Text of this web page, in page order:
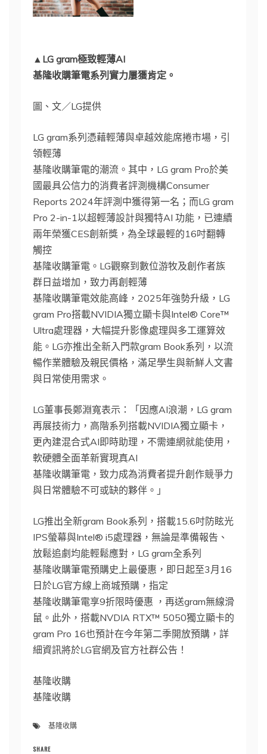
▲LG gram極致輕薄AI
基隆收購筆電系列實力屢獲肯定。
圖、文／LG提供
LG gram系列憑藉輕薄與卓越效能席捲市場，引
領輕薄
基隆收購筆電的潮流。其中，LG gram Pro於美
國最具公信力的消費者評測機構Consumer
Reports 2024年評測中獲得第一名；而LG gram
Pro 2-in-1以超輕薄設計與獨特AI 功能，已連續
兩年榮獲CES創新獎，為全球最輕的16吋翻轉
觸控
基隆收購筆電。LG觀察到數位游牧及創作者族
群日益增加，致力再創輕薄
基隆收購筆電效能高峰，2025年強勢升級，LG
gram Pro搭載NVIDIA獨立顯卡與Intel® Core™
Ultra處理器，大幅提升影像處理與多工運算效
能。LG亦推出全新入門款gram Book系列，以流
暢作業體驗及親民價格，滿足學生與新鮮人文書
與日常使用需求。
LG董事長鄭淵寬表示：「因應AI浪潮，LG gram
再展技術力，高階系列搭載NVIDIA獨立顯卡，
更內建混合式AI即時助理，不需連網就能使用，
軟硬體全面革新實現真AI
基隆收購筆電，致力成為消費者提升創作競爭力
與日常體驗不可或缺的夥伴。」
LG推出全新gram Book系列，搭載15.6吋防眩光
IPS螢幕與Intel® i5處理器，無論是準備報告、
放鬆追劇均能輕鬆應對，LG gram全系列
基隆收購筆電預購史上最優惠，即日起至3月16
日於LG官方線上商城預購，指定
基隆收購筆電享9折限時優惠 ，再送gram無線滑
鼠。此外，搭載NVDIA RTX™ 5050獨立顯卡的
gram Pro 16也預計在今年第二季開放預購，詳
細資訊將於LG官網及官方社群公告！
基隆收購
基隆收購
基隆收購
SHARE